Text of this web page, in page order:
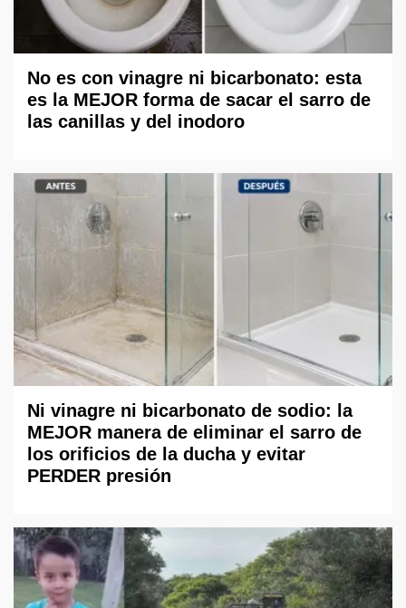
No es con vinagre ni bicarbonato: esta
es la MEJOR forma de sacar el sarro de
las canillas y del inodoro
Ni vinagre ni bicarbonato de sodio: la
MEJOR manera de eliminar el sarro de
los orificios de la ducha y evitar
PERDER presión